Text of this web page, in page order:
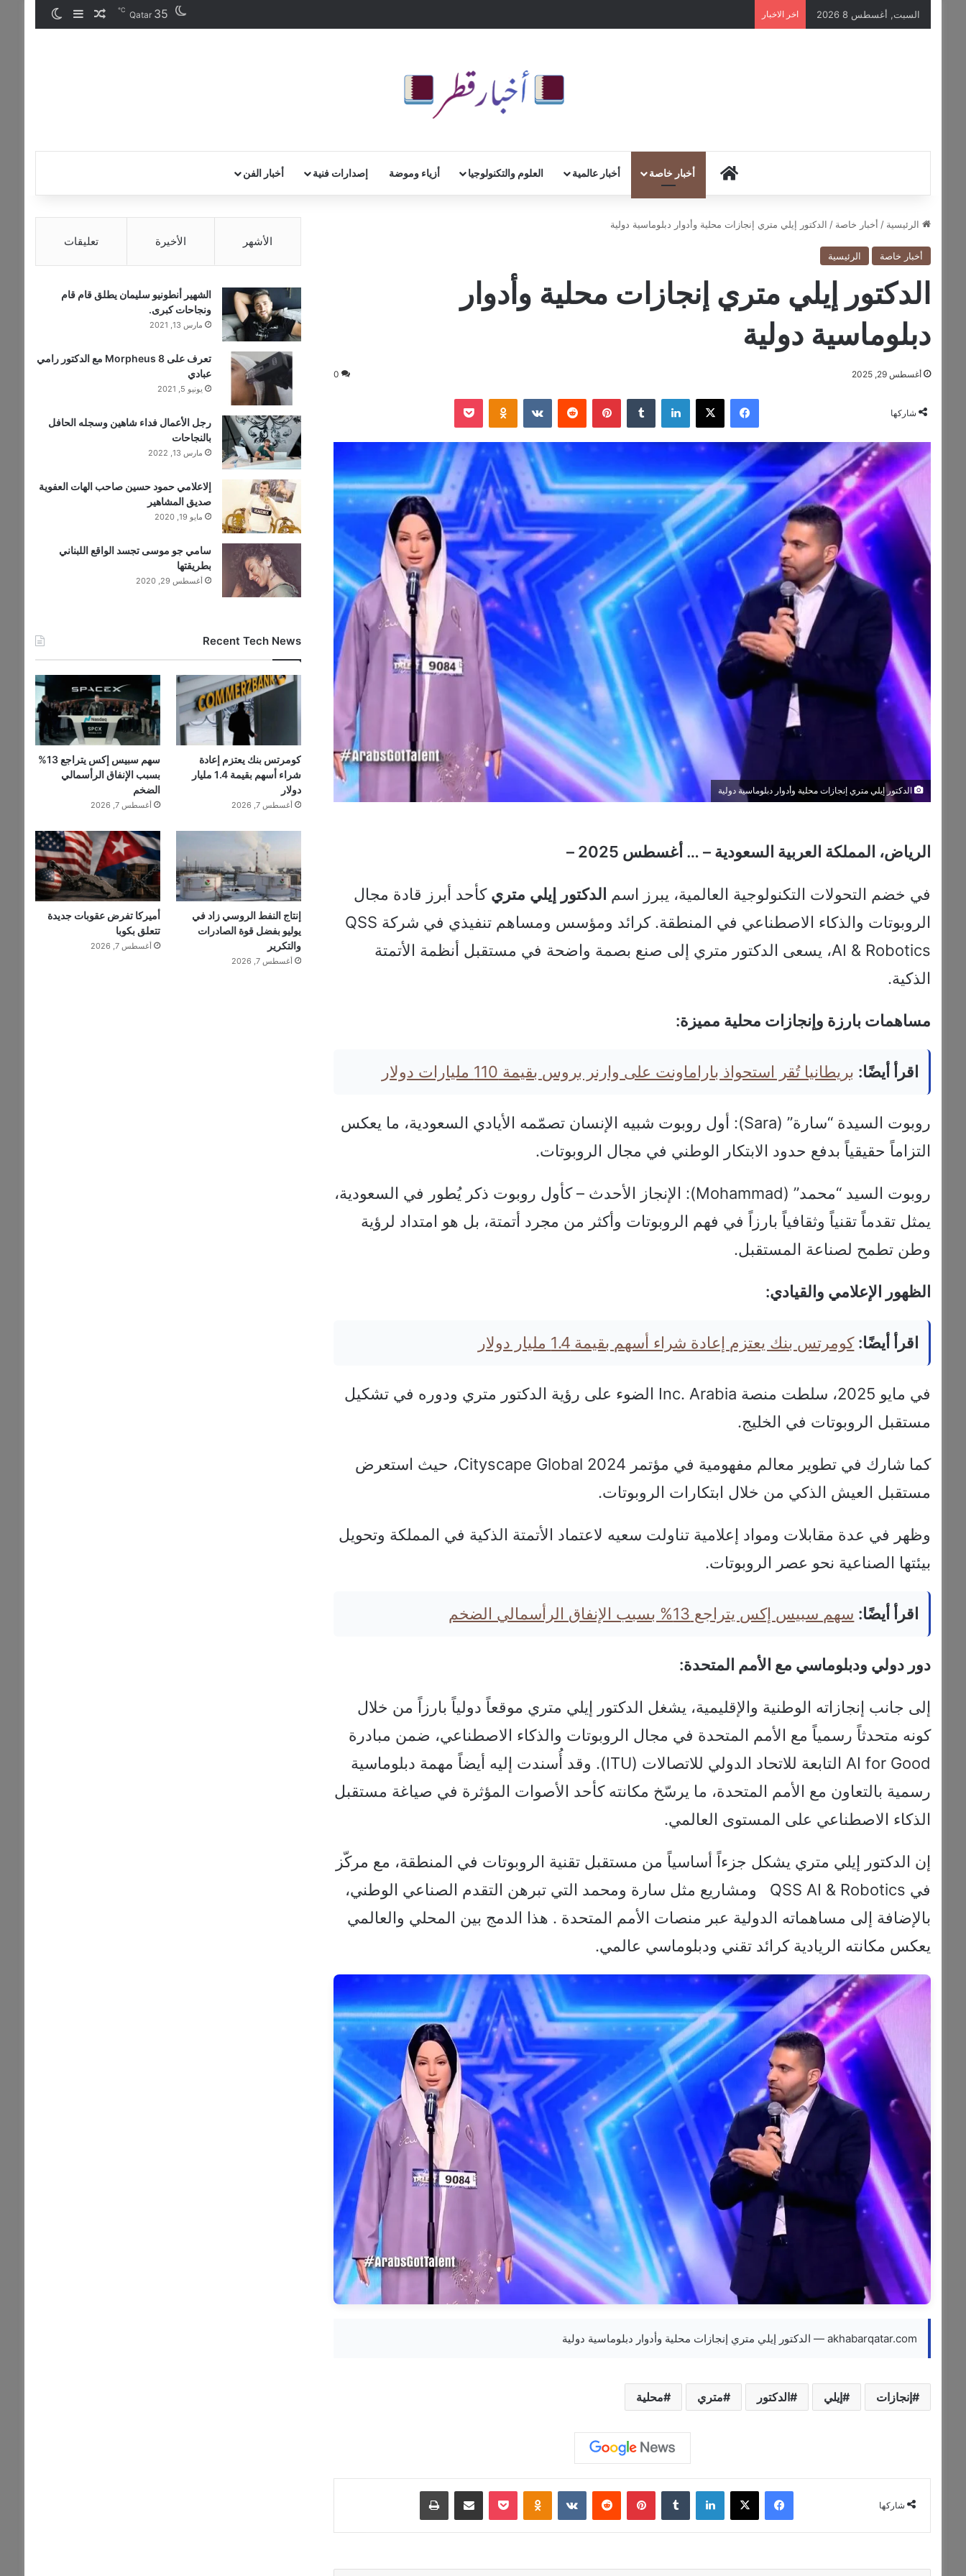
السبت, أغسطس 8 2026 اخر الاخبار Qatar 35
℃ مقال عشوائي
إضافة عمود
HOMEأخبار خاصة أخبار عالمية العلوم والتكنولوجيا أزياء وموضة إصدارات فنية أخبار الفن
الرئيسية / أخبار خاصة / الدكتور إيلي متري إنجازات محلية وأدوار دبلوماسية دولية
أخبار خاصة الرئيسية
الدكتور إيلي متري إنجازات محلية وأدوار
دبلوماسية دولية
أغسطس 29, 2025 0
شاركها
فيسبوك ‫X لينكدإن ‏Tumblr بينتيريست ‏Reddit
‏VKontakte
Odnoklassniki
‫Pocket
الدكتور إيلي متري إنجازات محلية وأدوار دبلوماسية دولية
الرياض، المملكة العربية السعودية – … أغسطس 2025 –
في خضم التحولات التكنولوجية العالمية، يبرز اسم الدكتور إيلي متري كأحد أبرز قادة مجال
الروبوتات والذكاء الاصطناعي في المنطقة. كرائد ومؤسس ومساهم تنفيذي في شركة QSS
AI & Robotics، يسعى الدكتور متري إلى صنع بصمة واضحة في مستقبل أنظمة الأتمتة
الذكية.
مساهمات بارزة وإنجازات محلية مميزة:
اقرأ أيضًا: بريطانيا تُقر استحواذ باراماونت على وارنر بروس بقيمة 110 مليارات دولار
روبوت السيدة “سارة” (Sara): أول روبوت شبيه الإنسان تصمّمه الأيادي السعودية، ما يعكس
التزاماً حقيقياً بدفع حدود الابتكار الوطني في مجال الروبوتات.
روبوت السيد “محمد” (Mohammad): الإنجاز الأحدث – كأول روبوت ذكر يُطور في السعودية،
يمثل تقدماً تقنياً وثقافياً بارزاً في فهم الروبوتات وأكثر من مجرد أتمتة، بل هو امتداد لرؤية
وطن تطمح لصناعة المستقبل.
الظهور الإعلامي والقيادي:
اقرأ أيضًا: كومرتس بنك يعتزم إعادة شراء أسهم بقيمة 1.4 مليار دولار
في مايو 2025، سلطت منصة Inc. Arabia الضوء على رؤية الدكتور متري ودوره في تشكيل
مستقبل الروبوتات في الخليج.
كما شارك في تطوير معالم مفهومية في مؤتمر Cityscape Global 2024، حيث استعرض
مستقبل العيش الذكي من خلال ابتكارات الروبوتات.
وظهر في عدة مقابلات ومواد إعلامية تناولت سعيه لاعتماد الأتمتة الذكية في المملكة وتحويل
بيئتها الصناعية نحو عصر الروبوتات.
اقرأ أيضًا: سهم سبيس إكس يتراجع 13% بسبب الإنفاق الرأسمالي الضخم
دور دولي ودبلوماسي مع الأمم المتحدة:
إلى جانب إنجازاته الوطنية والإقليمية، يشغل الدكتور إيلي متري موقعاً دولياً بارزاً من خلال
كونه متحدثاً رسمياً مع الأمم المتحدة في مجال الروبوتات والذكاء الاصطناعي، ضمن مبادرة
AI for Good التابعة للاتحاد الدولي للاتصالات (ITU). وقد أُسندت إليه أيضاً مهمة دبلوماسية
رسمية بالتعاون مع الأمم المتحدة، ما يرسّخ مكانته كأحد الأصوات المؤثرة في صياغة مستقبل
الذكاء الاصطناعي على المستوى العالمي.
إن الدكتور إيلي متري يشكل جزءاً أساسياً من مستقبل تقنية الروبوتات في المنطقة، مع مركّز
في QSS AI & Robotics ومشاريع مثل سارة ومحمد التي تبرهن التقدم الصناعي الوطني،
بالإضافة إلى مساهماته الدولية عبر منصات الأمم المتحدة . هذا الدمج بين المحلي والعالمي
يعكس مكانته الريادية كرائد تقني ودبلوماسي عالمي.
akhabarqatar.com — الدكتور إيلي متري إنجازات محلية وأدوار دبلوماسية دولية
إنجازات إيلي الدكتور متري محلية
شاركها
فيسبوك ‫X لينكدإن ‏Tumblr بينتيريست ‏Reddit
‏VKontakte
Odnoklassniki
‫Pocket مشاركة عبر البريد طباعة
الأشهر الأخيرة تعليقات
الشهير أنطونيو سليمان يطلق قام قام
ونجاحات كبرى.
مارس 13, 2021
تعرف على Morpheus 8 مع الدكتور رامي
عبادي
يونيو 5, 2021
رجل الأعمال فداء شاهين وسجله الحافل
بالنجاحات
مارس 13, 2022
إلاعلامي حمود حسين صاحب الهات العفوية
صديق المشاهير
مايو 19, 2020
سامي جو موسى تجسد الواقع اللبناني
بطريقتها
أغسطس 29, 2020
Recent Tech News
كومرتس بنك يعتزم إعادة
شراء أسهم بقيمة 1.4 مليار
دولار
أغسطس 7, 2026
سهم سبيس إكس يتراجع 13%
بسبب الإنفاق الرأسمالي
الضخم
أغسطس 7, 2026
إنتاج النفط الروسي زاد في
يوليو بفضل قوة الصادرات
والتكرير
أغسطس 7, 2026
أميركا تفرض عقوبات جديدة
تتعلق بكوبا
أغسطس 7, 2026